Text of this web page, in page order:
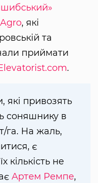
, які
та
приймати
.
які привозять
соняшнику в
га. На жаль,
є
кількість не
Артем Ремпе,